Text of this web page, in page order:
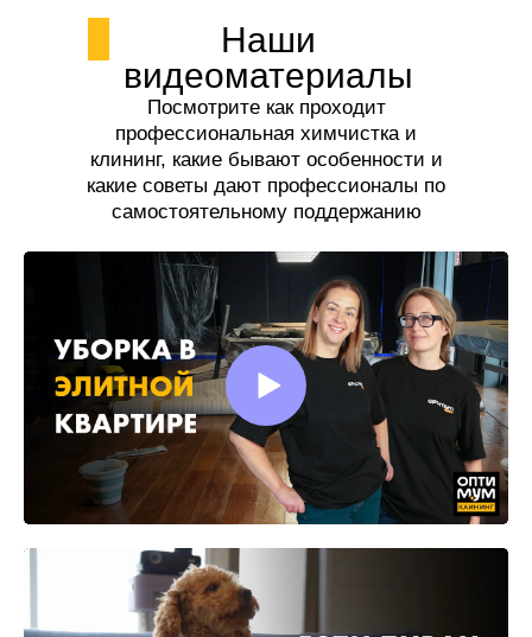
Наши
видеоматериалы
Посмотрите как проходит
профессиональная химчистка и
клининг, какие бывают особенности и
какие советы дают профессионалы по
самостоятельному поддержанию